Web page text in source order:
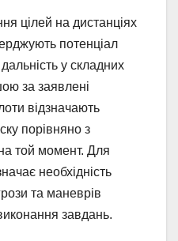
цілей на дистанціях
потенціал
у складних
за заявлені
відзначають
порівняно з
той момент. Для
необхідність
та маневрів
завдань.